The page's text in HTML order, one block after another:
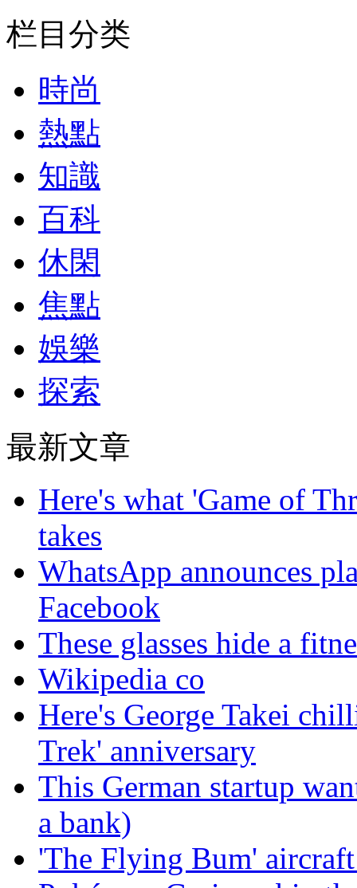
栏目分类
時尚
熱點
知識
百科
休閑
焦點
娛樂
探索
最新文章
Here's what 'Game of
takes
WhatsApp announces
Facebook
These glasses hide a
Wikipedia co
Here's George Takei
Trek' anniversary
This German startup
a bank)
'The Flying Bum'